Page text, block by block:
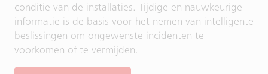
conditie van de installaties. Tijdige en nauwkeurige
informatie is de basis voor het nemen van intelligente
beslissingen om ongewenste incidenten te
voorkomen of te vermijden.